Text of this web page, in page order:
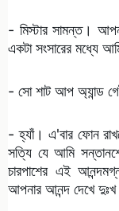
- মিস্টার সামন্ত।
একটা সংসারের মধ্যে
- সো শাট আপ অ্যান্ড
- হ্যাঁ। এ'বার ফোন
সত্যি যে আমি
চারপাশের এই
আপনার আনন্দ দেখে দুঃখ